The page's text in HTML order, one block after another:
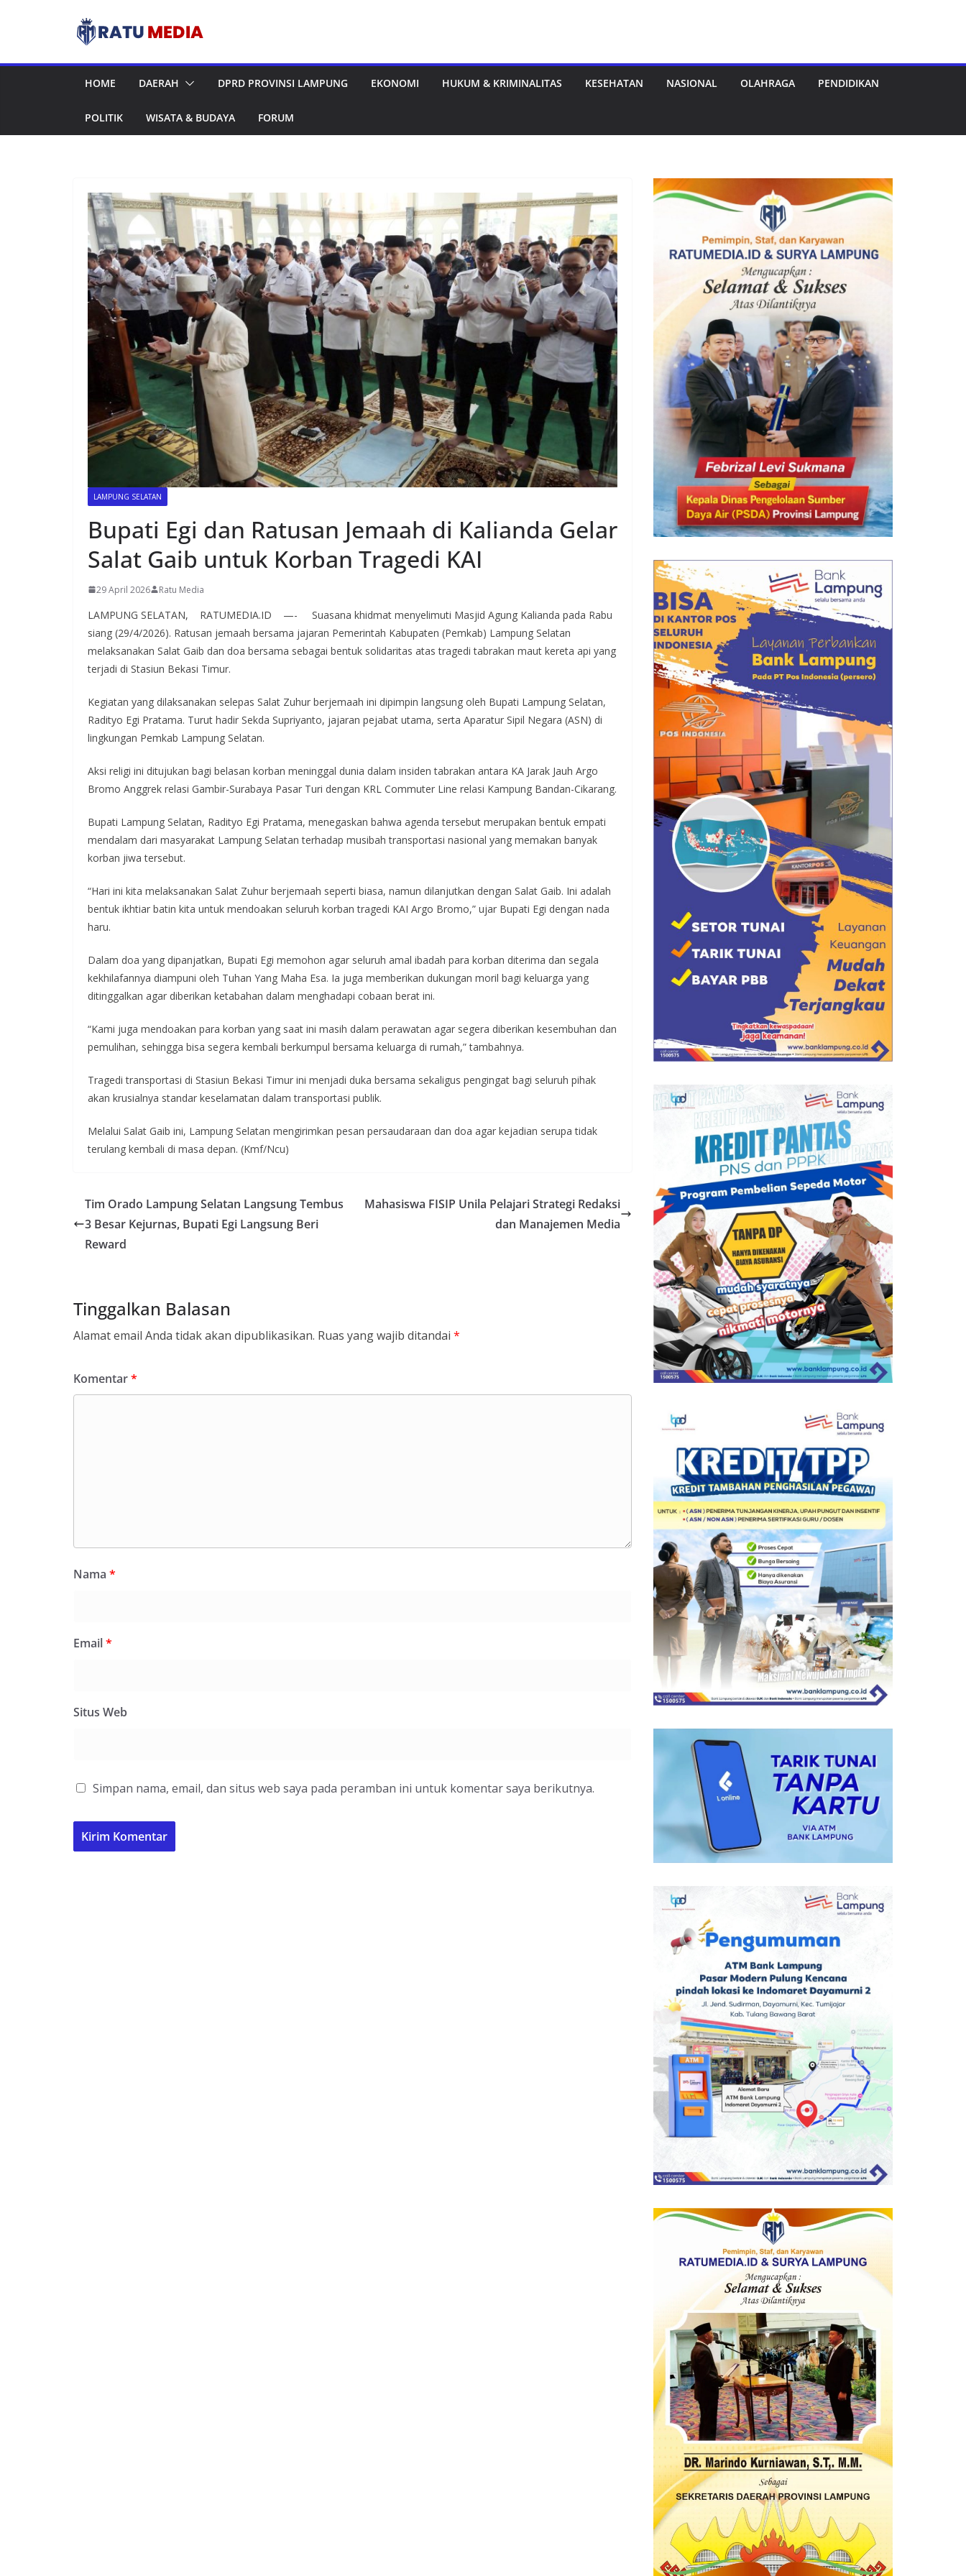
HOME DAERAH DPRD PROVINSI LAMPUNG EKONOMI HUKUM & KRIMINALITAS KESEHATAN NASIONAL OLAHRAGA PENDIDIKAN
POLITIK WISATA & BUDAYA FORUM
LAMPUNG SELATAN
Bupati Egi dan Ratusan Jemaah di Kalianda Gelar
Salat Gaib untuk Korban Tragedi KAI
29 April 2026 Ratu Media
LAMPUNG SELATAN, RATUMEDIA.ID —- Suasana khidmat menyelimuti Masjid Agung Kalianda pada Rabu
siang (29/4/2026). Ratusan jemaah bersama jajaran Pemerintah Kabupaten (Pemkab) Lampung Selatan
melaksanakan Salat Gaib dan doa bersama sebagai bentuk solidaritas atas tragedi tabrakan maut kereta api yang
terjadi di Stasiun Bekasi Timur.
Kegiatan yang dilaksanakan selepas Salat Zuhur berjemaah ini dipimpin langsung oleh Bupati Lampung Selatan,
Radityo Egi Pratama. Turut hadir Sekda Supriyanto, jajaran pejabat utama, serta Aparatur Sipil Negara (ASN) di
lingkungan Pemkab Lampung Selatan.
Aksi religi ini ditujukan bagi belasan korban meninggal dunia dalam insiden tabrakan antara KA Jarak Jauh Argo
Bromo Anggrek relasi Gambir-Surabaya Pasar Turi dengan KRL Commuter Line relasi Kampung Bandan-Cikarang.
Bupati Lampung Selatan, Radityo Egi Pratama, menegaskan bahwa agenda tersebut merupakan bentuk empati
mendalam dari masyarakat Lampung Selatan terhadap musibah transportasi nasional yang memakan banyak
korban jiwa tersebut.
“Hari ini kita melaksanakan Salat Zuhur berjemaah seperti biasa, namun dilanjutkan dengan Salat Gaib. Ini adalah
bentuk ikhtiar batin kita untuk mendoakan seluruh korban tragedi KAI Argo Bromo,” ujar Bupati Egi dengan nada
haru.
Dalam doa yang dipanjatkan, Bupati Egi memohon agar seluruh amal ibadah para korban diterima dan segala
kekhilafannya diampuni oleh Tuhan Yang Maha Esa. Ia juga memberikan dukungan moril bagi keluarga yang
ditinggalkan agar diberikan ketabahan dalam menghadapi cobaan berat ini.
“Kami juga mendoakan para korban yang saat ini masih dalam perawatan agar segera diberikan kesembuhan dan
pemulihan, sehingga bisa segera kembali berkumpul bersama keluarga di rumah,” tambahnya.
Tragedi transportasi di Stasiun Bekasi Timur ini menjadi duka bersama sekaligus pengingat bagi seluruh pihak
akan krusialnya standar keselamatan dalam transportasi publik.
Melalui Salat Gaib ini, Lampung Selatan mengirimkan pesan persaudaraan dan doa agar kejadian serupa tidak
terulang kembali di masa depan. (Kmf/Ncu)
Tim Orado Lampung Selatan Langsung Tembus
3 Besar Kejurnas, Bupati Egi Langsung Beri
Reward
Mahasiswa FISIP Unila Pelajari Strategi Redaksi
dan Manajemen Media
Tinggalkan Balasan
Alamat email Anda tidak akan dipublikasikan. Ruas yang wajib ditandai *
Komentar*
Nama *
Email*
Situs Web
Simpan nama, email, dan situs web saya pada peramban ini untuk komentar saya berikutnya.